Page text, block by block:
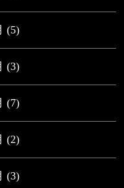
(5)
(3)
(7)
(2)
(3)